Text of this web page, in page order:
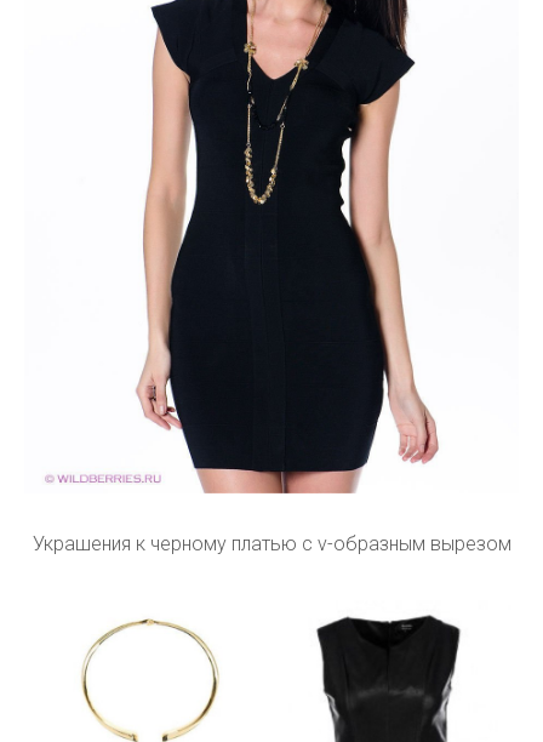
Украшения к черному платью с v-образным вырезом